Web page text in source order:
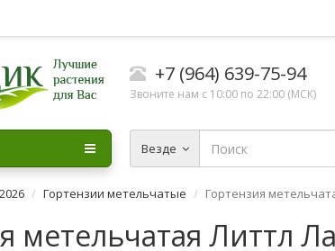
+7 (964) 639-75-94
Звоните нам с 10:00 по 22:00 (МСК)
Везде
Гортензии метельчатые Гортензия
метельчатая Литтл